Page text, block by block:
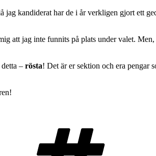
kandiderat har de i år verkligen gjort ett
att jag inte funnits på plats under valet.
– rösta! Det är er sektion och era pengar